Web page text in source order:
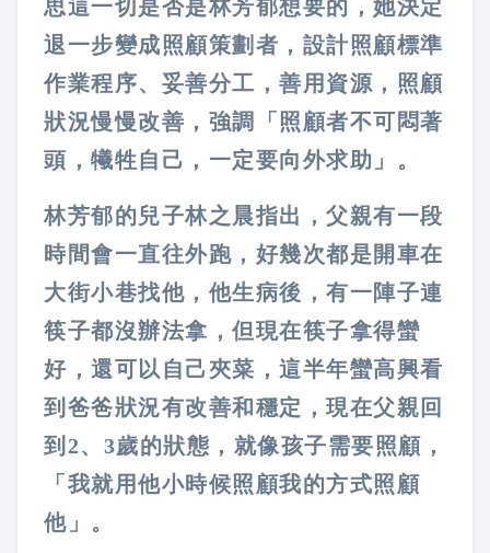
思這一切是否是林芳郁想要的，她決定
退一步變成照顧策劃者，設計照顧標準
作業程序、妥善分工，善用資源，照顧
狀況慢慢改善，強調「照顧者不可悶著
頭，犧牲自己，一定要向外求助」。
林芳郁的兒子林之晨指出，父親有一段
時間會一直往外跑，好幾次都是開車在
大街小巷找他，他生病後，有一陣子連
筷子都沒辦法拿，但現在筷子拿得蠻
好，還可以自己夾菜，這半年蠻高興看
到爸爸狀況有改善和穩定，現在父親回
到2、3歲的狀態，就像孩子需要照顧，
「我就用他小時候照顧我的方式照顧
他」。